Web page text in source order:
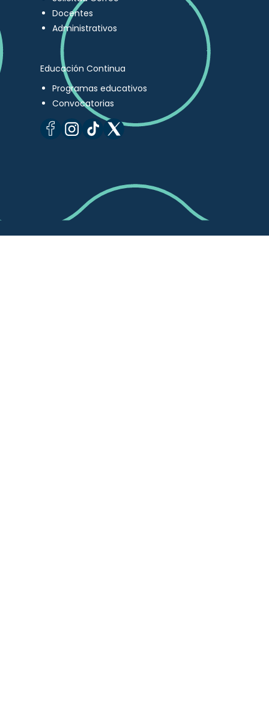
Docentes
Administrativos
Educación Continua
Programas educativos
Convocatorias